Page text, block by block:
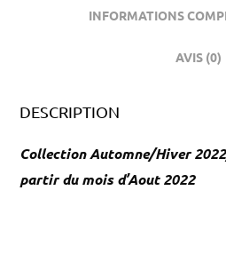
INFORMATIONS
AVIS (0)
DESCRIPTION
Collection Automne/Hiver
partir du mois d’Aout 2022